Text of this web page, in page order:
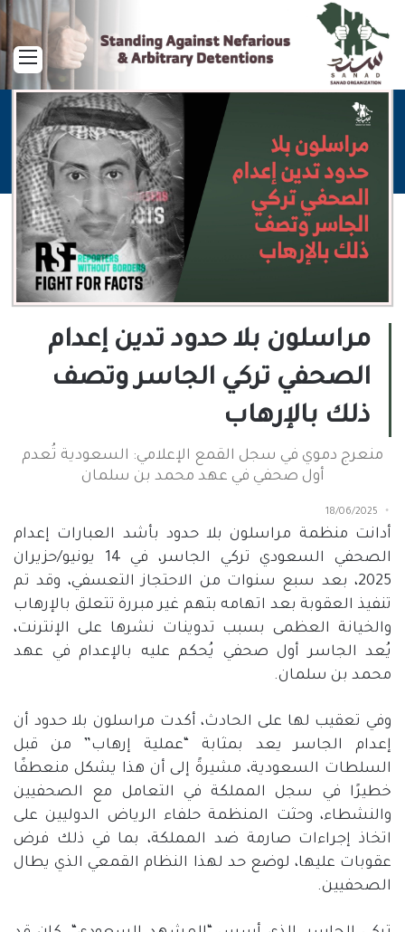
مراسلون بلا حدود تدين إعدام
الصحفي تركي الجاسر وتصف
ذلك بالإرهاب
منعرج دموي في سجل القمع الإعلامي: السعودية تُعدم
أول صحفي في عهد محمد بن سلمان
18/06/2025
أدانت منظمة مراسلون بلا حدود بأشد العبارات إعدام
الصحفي السعودي تركي الجاسر، في
يونيو/حزيران
2025، بعد سبع سنوات من الاحتجاز التعسفي، وقد تم
تنفيذ العقوبة بعد اتهامه بتهم غير مبررة تتعلق بالإرهاب
والخيانة العظمى بسبب تدوينات نشرها على الإنترنت،
يُعد الجاسر أول صحفي يُحكم عليه بالإعدام في عهد
محمد بن سلمان.
وفي تعقيب لها على الحادث، أكدت مراسلون بلا حدود أن
إعدام الجاسر يعد بمثابة “عملية إرهاب” من قبل
السلطات السعودية، مشيرةً إلى أن هذا يشكل منعطفًا
خطيرًا في سجل المملكة في التعامل مع الصحفيين
والنشطاء، وحثت المنظمة حلفاء الرياض الدوليين على
اتخاذ إجراءات صارمة ضد المملكة، بما في ذلك فرض
عقوبات عليها، لوضع حد لهذا النظام القمعي الذي يطال
الصحفيين.